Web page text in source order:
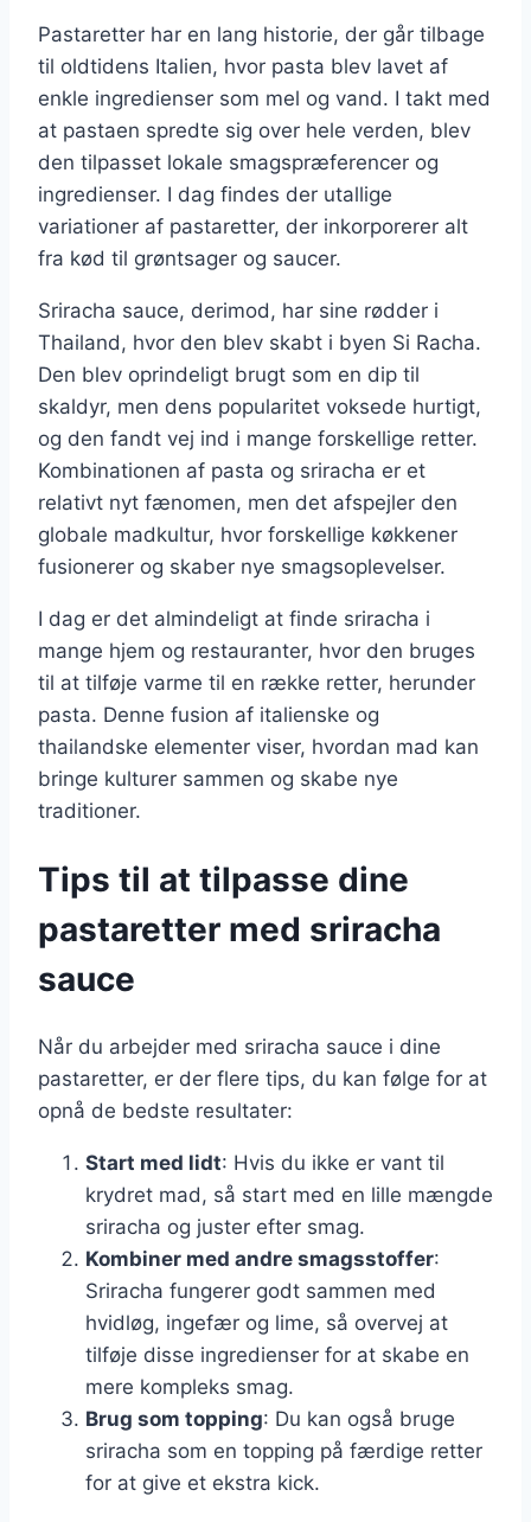
Pastaretter har en lang historie, der går tilbage
til oldtidens Italien, hvor pasta blev lavet af
enkle ingredienser som mel og vand. I takt med
at pastaen spredte sig over hele verden, blev
den tilpasset lokale smagspræferencer og
ingredienser. I dag findes der utallige
variationer af pastaretter, der inkorporerer alt
fra kød til grøntsager og saucer.
Sriracha sauce, derimod, har sine rødder i
Thailand, hvor den blev skabt i byen Si Racha.
Den blev oprindeligt brugt som en dip til
skaldyr, men dens popularitet voksede hurtigt,
og den fandt vej ind i mange forskellige retter.
Kombinationen af pasta og sriracha er et
relativt nyt fænomen, men det afspejler den
globale madkultur, hvor forskellige køkkener
fusionerer og skaber nye smagsoplevelser.
I dag er det almindeligt at finde sriracha i
mange hjem og restauranter, hvor den bruges
til at tilføje varme til en række retter, herunder
pasta. Denne fusion af italienske og
thailandske elementer viser, hvordan mad kan
bringe kulturer sammen og skabe nye
traditioner.
Tips til at tilpasse dine
pastaretter med sriracha
sauce
Når du arbejder med sriracha sauce i dine
pastaretter, er der flere tips, du kan følge for at
opnå de bedste resultater:
Start med lidt: Hvis du ikke er vant til
krydret mad, så start med en lille mængde
sriracha og juster efter smag.
Kombiner med andre smagsstoffer:
Sriracha fungerer godt sammen med
hvidløg, ingefær og lime, så overvej at
tilføje disse ingredienser for at skabe en
mere kompleks smag.
Brug som topping: Du kan også bruge
sriracha som en topping på færdige retter
for at give et ekstra kick.